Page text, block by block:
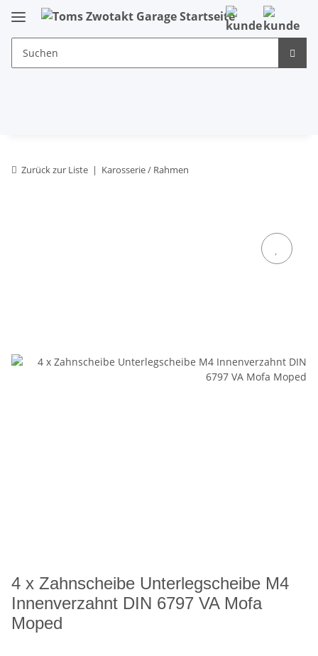
Zurück zur Liste Karosserie / Rahmen
4 x Zahnscheibe Unterlegscheibe M4
Innenverzahnt DIN 6797 VA Mofa
Moped